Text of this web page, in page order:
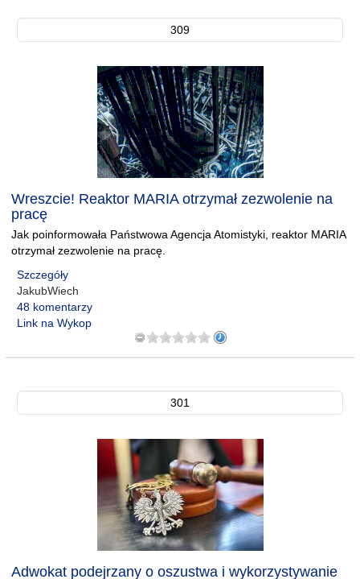
309
Wreszcie! Reaktor MARIA otrzymał zezwolenie na
pracę
Jak poinformowała Państwowa Agencja Atomistyki, reaktor MARIA
otrzymał zezwolenie na pracę.
Szczegóły
JakubWiech
48 komentarzy
Link na Wykop
301
Adwokat podejrzany o oszustwa i wykorzystywanie